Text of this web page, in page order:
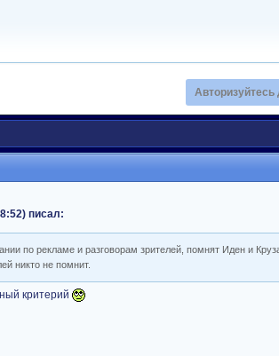
Авторизуйтесь
писал:
по рекламе и разговорам зрителей, помнят Иден и
никто не помнит.
критерий